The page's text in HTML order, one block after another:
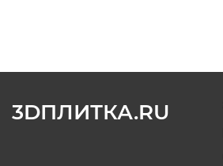
3DПЛИТКА.RU